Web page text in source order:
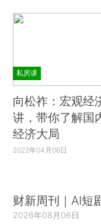
私房课
向松祚：宏观经
讲，带你了解国
经济大局
2022年04月06日
财新周刊｜AI短
2026年08月06日